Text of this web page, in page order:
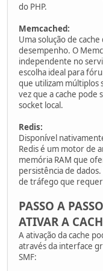
do PHP.
Memcached:
Uma solução de
desempenho. O
independente no
escolha ideal para
que utilizam múltiplos
vez que a cache pode
socket local.
Redis:
Disponível
Redis é um motor de
memória RAM que
persistência de
de tráfego que
PASSO A
ATIVAR A
A ativação da cache
através da interface
SMF: